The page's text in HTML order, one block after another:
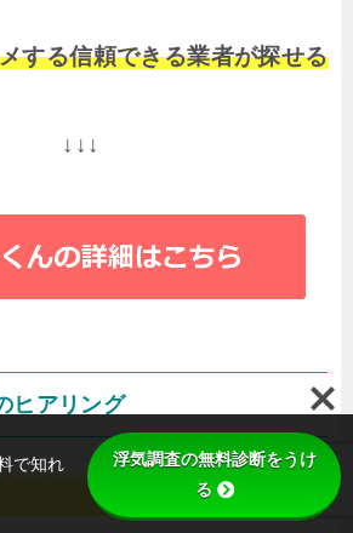
する信頼できる業者が探せる
↓↓↓
ヒアリング
で知れ
浮気調査の無料診断をうけ
る